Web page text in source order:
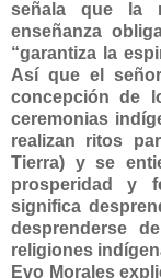
señala que la
enseñanza
“garantiza la
Así que el
concepción de
ceremonias
realizan ritos
Tierra) y se
prosperidad y
significa
desprenderse
religiones
Evo Morales